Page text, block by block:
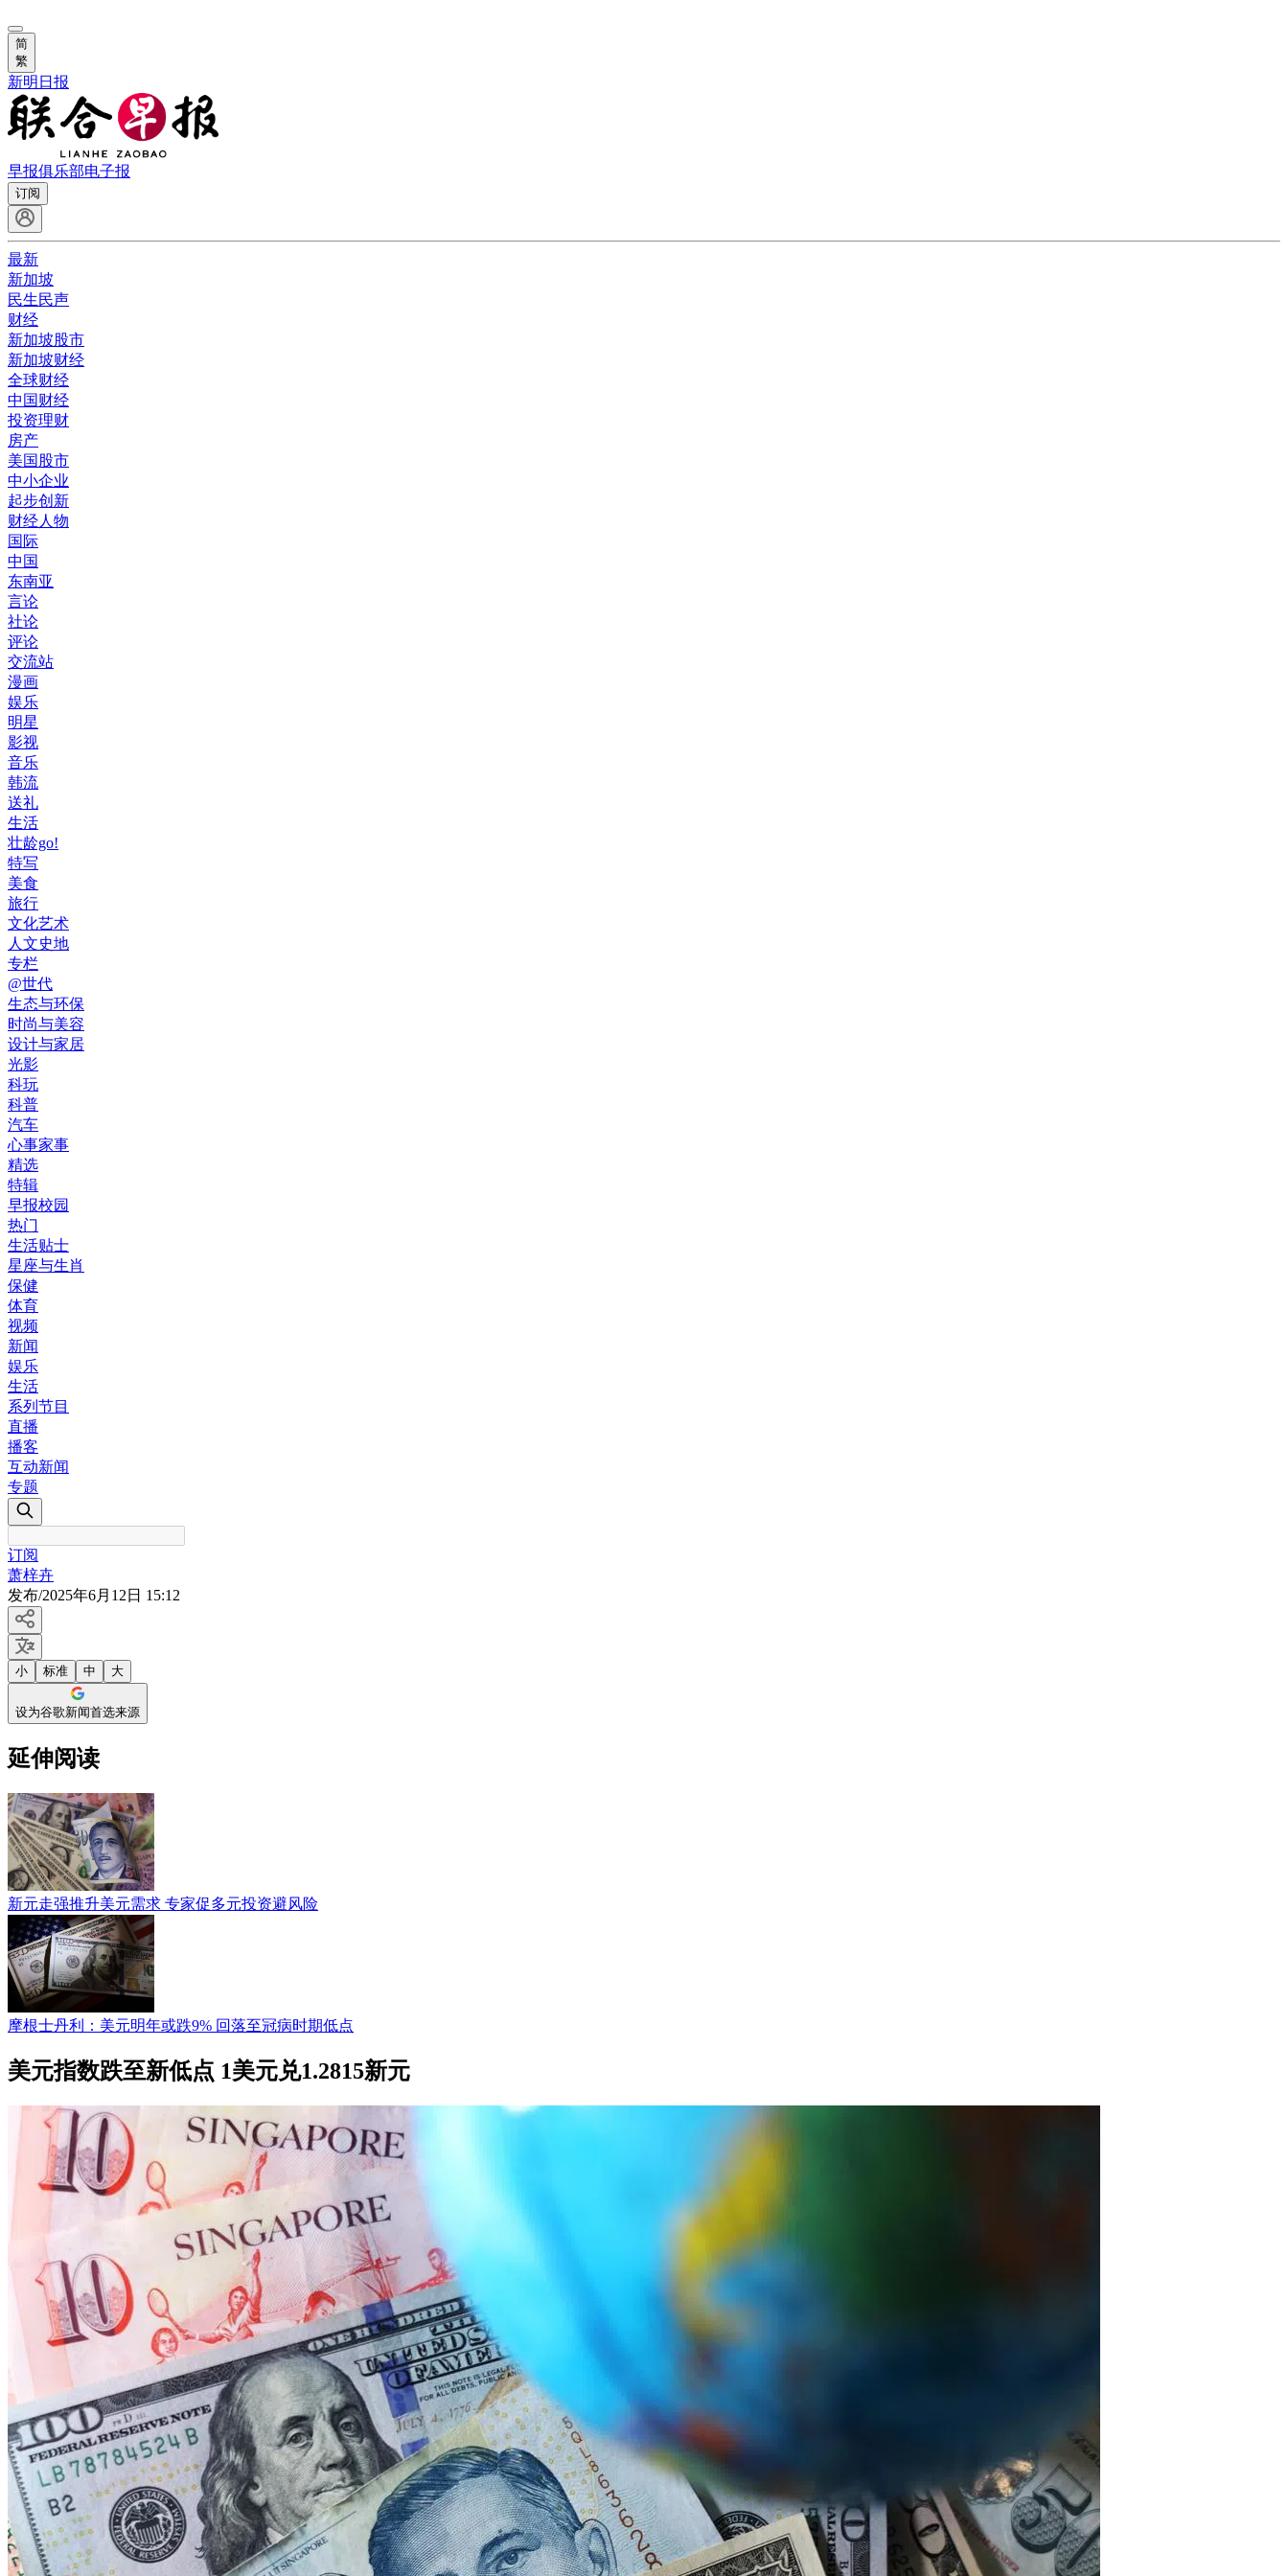
简
繁
新明日报
早报俱乐部电子报
订阅
最新
新加坡
民生民声
财经
新加坡股市
新加坡财经
全球财经
中国财经
投资理财
房产
美国股市
中小企业
起步创新
财经人物
国际
中国
东南亚
言论
社论
评论
交流站
漫画
娱乐
明星
影视
音乐
韩流
送礼
生活
壮龄go!
特写
美食
旅行
文化艺术
人文史地
专栏
@世代
生态与环保
时尚与美容
设计与家居
光影
科玩
科普
汽车
心事家事
精选
特辑
早报校园
热门
生活贴士
星座与生肖
保健
体育
视频
新闻
娱乐
生活
系列节目
直播
播客
互动新闻
专题
订阅
萧梓卉
发布/2025年6月12日 15:12
小 标准 中 大
设为谷歌新闻首选来源
延伸阅读
新元走强推升美元需求 专家促多元投资避风险
摩根士丹利：美元明年或跌9% 回落至冠病时期低点
美元指数跌至新低点 1美元兑1.2815新元